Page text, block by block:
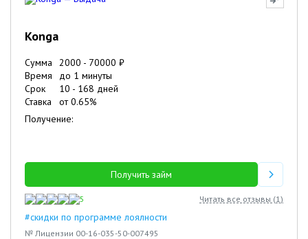
Konga
Сумма 2000 - 70000 ₽
Время
до 1 минуты
Срок
10 - 168 дней
Ставка
от0.65%
Получение:
Получить займ
5 Читать все отзывы (1)
#скидки по программе лоялности
№ Лицензии 00-16-035-50-007495